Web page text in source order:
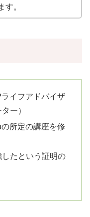
す。
イフアドバイザ
ー）
所定の講座を修
たという証明の